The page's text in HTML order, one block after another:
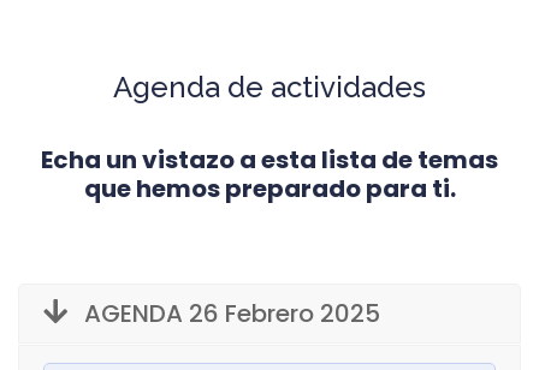
Agenda de actividades
Echa un vistazo a esta lista de temas
que hemos preparado para ti.
AGENDA 26 Febrero 2025